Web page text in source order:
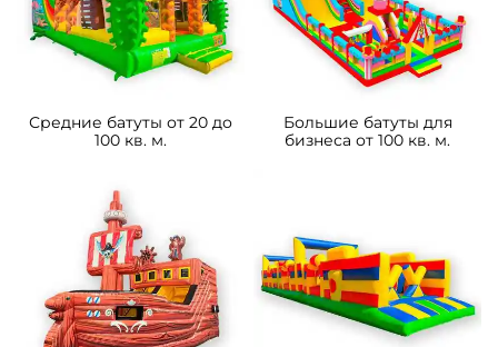
Средние батуты от 20 до
100 кв. м.
Большие батуты для
бизнеса от 100 кв. м.